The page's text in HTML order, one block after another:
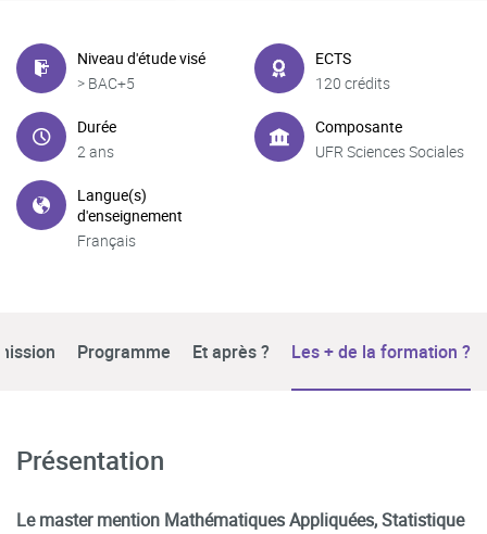
Niveau d'étude visé
> BAC+5
ECTS
120 crédits
Durée
2 ans
Composante
UFR Sciences Sociales
Langue(s)
d'enseignement
Français
Programme Et après ? Les + de la formation ?
Présentation
Le master mention Mathématiques Appliquées, Statistique